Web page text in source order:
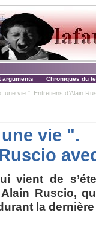
arguments Chroniques du
une vie ". Entretiens d’Alain
vie ".
vient de
Ruscio,
la